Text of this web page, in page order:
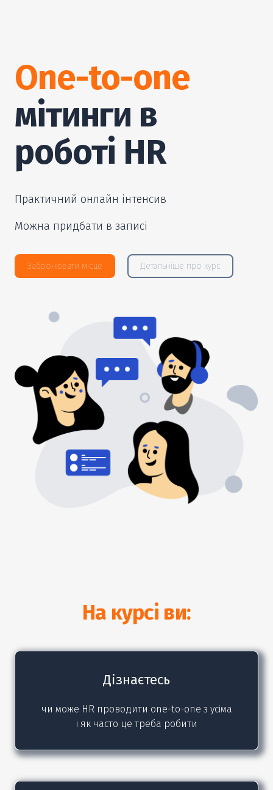
One-to-one
мітинги в
роботі HR
Практичний онлайн інтенсив
Можна придбати в записі
Забронювати місце Детальніше про курс
На курсі ви:
Дізнаєтесь
чи може HR проводити one-to-one з усіма
і як часто це треба робити